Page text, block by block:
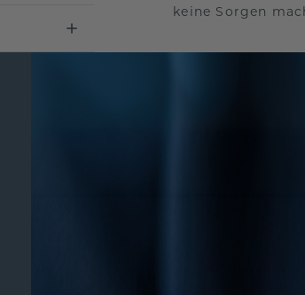
keine Sorgen
Wollen Sie
würde und ob er